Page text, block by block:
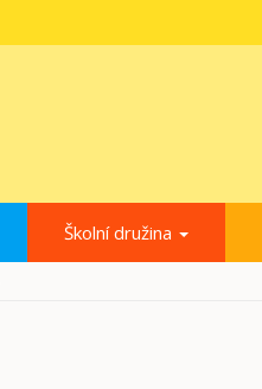
Školní družina